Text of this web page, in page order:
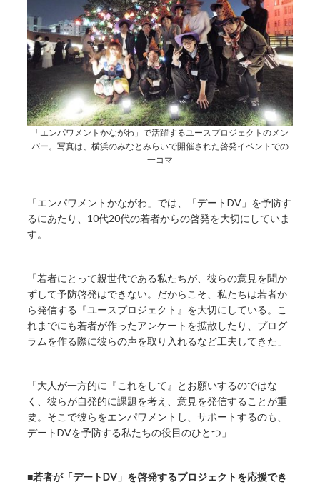
「エンパワメントかながわ」で活躍するユースプロジェクトのメン
バー。写真は、横浜のみなとみらいで開催された啓発イベントでの
一コマ
「エンパワメントかながわ」では、「デートDV」を予防す
るにあたり、10代20代の若者からの啓発を大切にしていま
す。
「若者にとって親世代である私たちが、彼らの意見を聞か
ずして予防啓発はできない。だからこそ、私たちは若者か
ら発信する『ユースプロジェクト』を大切にしている。こ
れまでにも若者が作ったアンケートを拡散したり、プログ
ラムを作る際に彼らの声を取り入れるなど工夫してきた」
「大人が一方的に『これをして』とお願いするのではな
く、彼らが自発的に課題を考え、意見を発信することが重
要。そこで彼らをエンパワメントし、サポートするのも、
デートDVを予防する私たちの役目のひとつ」
■若者が「デートDV」を啓発するプロジェクトを応援でき